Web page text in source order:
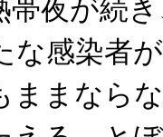
帯夜が続
な感染者
ままなら